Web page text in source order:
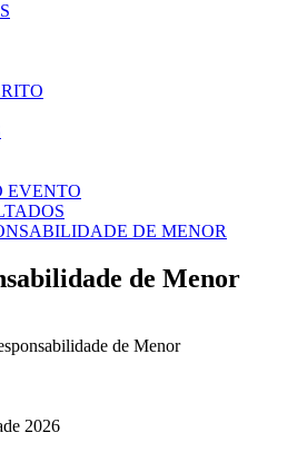
EVENTO
DE MENOR
de Menor
de Menor
2026